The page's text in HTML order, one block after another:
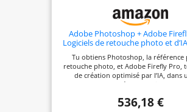
Adobe Photoshop + Adobe
Logiciels de retouche photo et
| Abonnement 12 mois |
PC/Mac
Tu obtiens Photoshop, la référence
retouche photo, et Adobe Firefly Pro,
de création optimisé par l’IA, dans
abonnement. Crée sur ordinateur, le
synchronisation de fichiers sur tous tes
536,18 €